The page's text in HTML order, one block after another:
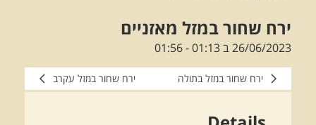
ירח שחור במזל מאזניים
26/06/2023 ב 01:13 -
01:56
ירח שחור במזל בתולה ירח שחור במזל עקרב